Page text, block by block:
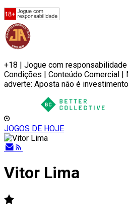
+18 | Jogue com
Condições | Conteúdo Comercial |
adverte: Aposta não é
JOGOS DE HOJE
Vitor Lima